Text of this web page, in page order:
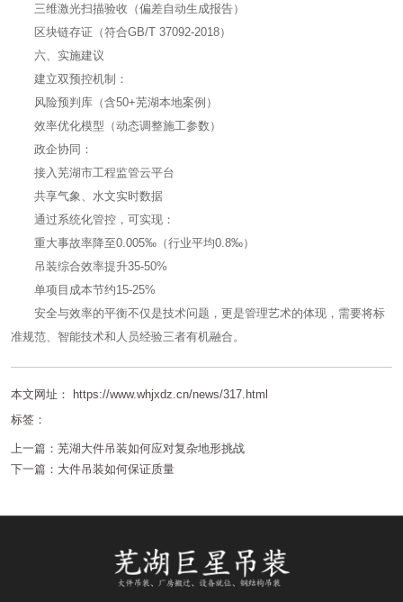
三维激光扫描验收（偏差自动生成报告）
区块链存证（符合GB/T 37092-2018）
六、实施建议
建立双预控机制：
风险预判库（含50+芜湖本地案例）
效率优化模型（动态调整施工参数）
政企协同：
接入芜湖市工程监管云平台
共享气象、水文实时数据
通过系统化管控，可实现：
重大事故率降至0.005‰（行业平均0.8‰）
吊装综合效率提升35-50%
单项目成本节约15-25%
安全与效率的平衡不仅是技术问题，更是管理艺术的体现，需要将标
准规范、智能技术和人员经验三者有机融合。
本文网址： https://www.whjxdz.cn/news/317.html
标签：
上一篇： 芜湖大件吊装如何应对复杂地形挑战
下一篇： 大件吊装如何保证质量
相关文章